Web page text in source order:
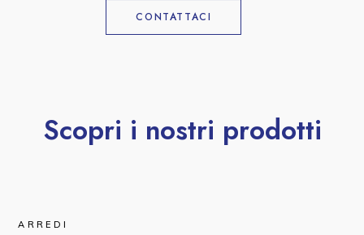
CONTATTACI
Scopri i nostri prodotti
ARREDI